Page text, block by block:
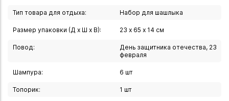
Тип товара для отдыха: Набор для шашлыка
Размер упаковки (Д х Ш х В): 23 х 65 х 14 см
Повод:
День защитника отечества, 23
февраля
Шампура: 6 шт
Топорик: 1 шт